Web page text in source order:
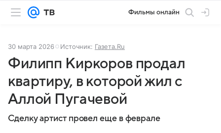
Фильмы онлайн
30 марта 2026 Источник: Газета.Ru
Филипп Киркоров продал
квартиру, в которой жил с
Аллой Пугачевой
Сделку артист провел еще в феврале